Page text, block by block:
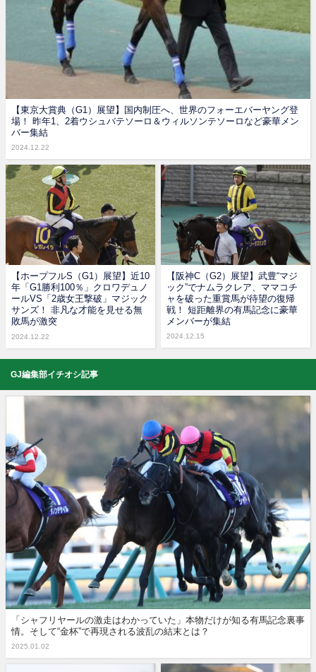
【東京大賞典（G1）展望】国内制圧へ、世界のフォーエバーヤング登
場！ 昨年1、2着ウシュバテソーロ＆ウィルソンテソーロなど豪華メン
バー集結
2024.12.22
【ホープフルS（G1）展望】近10
年「G1勝利100％」クロワデュノ
ールVS「2歳女王撃破」マジック
サンズ！ 非凡な才能を見せる無
敗馬が激突
2024.12.22
【阪神C（G2）展望】武豊“マジ
ック”でナムラクレア、ママコチ
ャを破った重賞馬が待望の復帰
戦！ 短距離界の有馬記念に豪華
メンバーが集結
2024.12.15
GJ編集部イチオシ記事
「シャフリヤールの激走はわかっていた」本物だけが知る有馬記念裏事
情。そして“金杯”で再現される波乱の結末とは？
2025.01.02